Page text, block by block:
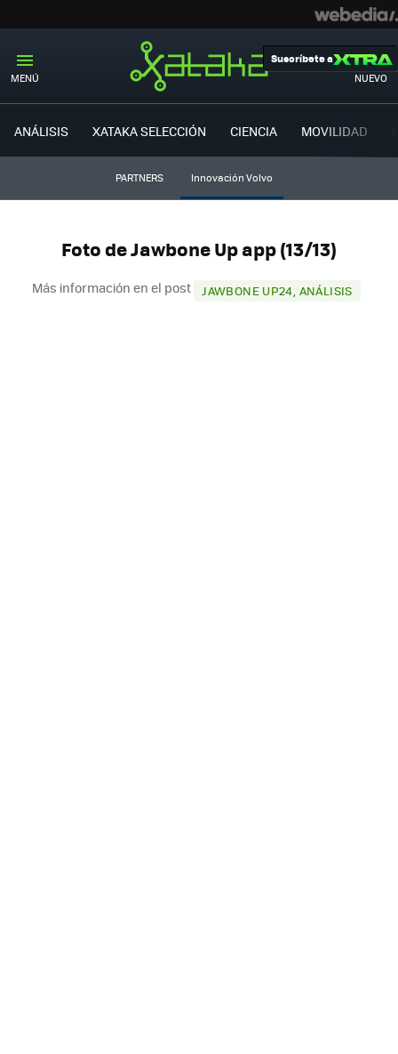
MENÚ NUEVO
Suscríbete a
ANÁLISIS XATAKA SELECCIÓN CIENCIA MOVILIDAD
PARTNERS Innovación Volvo
Foto de Jawbone Up app (13/13)
Más información en el post JAWBONE UP24, ANÁLISIS